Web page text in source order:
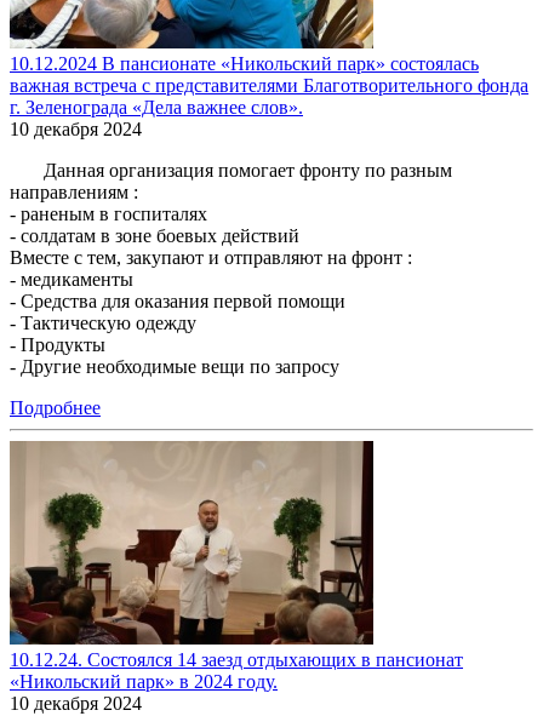
10.12.2024 В пансионате «Никольский парк» состоялась
важная встреча с представителями Благотворительного фонда
г. Зеленограда «Дела важнее слов».
10 декабря 2024
Данная организация помогает фронту по разным
направлениям :
- раненым в госпиталях
- солдатам в зоне боевых действий
Вместе с тем, закупают и отправляют на фронт :
- медикаменты
- Средства для оказания первой помощи
- Тактическую одежду
- Продукты
- Другие необходимые вещи по запросу
Подробнее
10.12.24. Состоялся 14 заезд отдыхающих в пансионат
«Никольский парк» в 2024 году.
10 декабря 2024